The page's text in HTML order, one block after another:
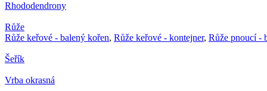
Rhododendrony
Růže
Růže keřové - balený kořen, Růže keřové - kontejner, Růže pnoucí -
Šeřík
Vrba okrasná